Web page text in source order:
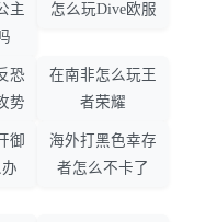
主
怎么玩Dive欧服
恐
势
在南非怎么玩王
者荣耀
御
海外打黑色幸存
者怎么不卡了